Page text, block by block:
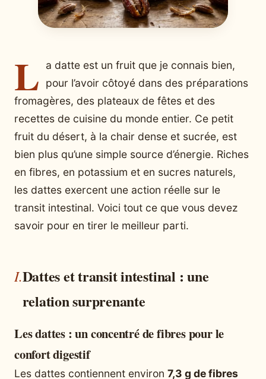
L
a datte est un fruit que je connais bien,
pour l’avoir côtoyé dans des préparations
fromagères, des plateaux de fêtes et des
recettes de cuisine du monde entier. Ce petit
fruit du désert, à la chair dense et sucrée, est
bien plus qu’une simple source d’énergie. Riches
en fibres, en potassium et en sucres naturels,
les dattes exercent une action réelle sur le
transit intestinal. Voici tout ce que vous devez
savoir pour en tirer le meilleur parti.
Dattes et transit intestinal : une
relation surprenante
Les dattes : un concentré de fibres pour le
confort digestif
Les dattes contiennent environ 7,3 g de fibres